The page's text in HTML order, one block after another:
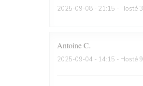
2025-09-08 - 21:15 - Hosté 3
AntoineC
2025-09-04 - 14:15 - Hosté 9